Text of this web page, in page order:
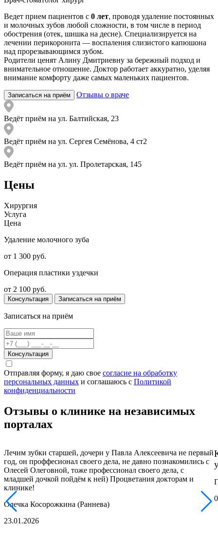
Ведет прием пациентов с 0 лет, проводя удаление постоянных
и молочных зубов любой сложности, в том числе в период
обострения (отек, шишка на десне). Специализируется на
лечении перикоронита — воспаления слизистого капюшона
над прорезывающимся зубом.
Родители ценят Алину Дмитриевну за бережный подход и
внимательное отношение. Доктор работает аккуратно, уделяя
внимание комфорту даже самых маленьких пациентов.
Записаться на приём Отзывы о враче
Ведёт приём на ул. Балтийская, 23
Ведёт приём на ул. Сергея Семёнова, 4 ст2
Ведёт приём на ул. ул. Пролетарская, 145
Цены
Хирургия
Услуга
Цена
Удаление молочного зуба
от 1 300 руб.
Операция пластики уздечки
от 2 100 руб.
Консультация Записаться на приём
Записаться на приём
Консультация
Отправляя форму, я даю свое согласие на обработку
персональных данных и соглашаюсь c Политикой
конфиденциальности
Отзывы о клинике на независимых
порталах
Лечим зубки старшей, дочери у Павла Алексеевича не первый
год, он проффесионал своего дела, не давно познакомились с
Олесей Олеговной, тоже профессионал своего дела, с
младшей дочкой пойдём к ней) Процветания докторам и
клинике!
Олечка Косорожкина (Раннева)
23.01.2026